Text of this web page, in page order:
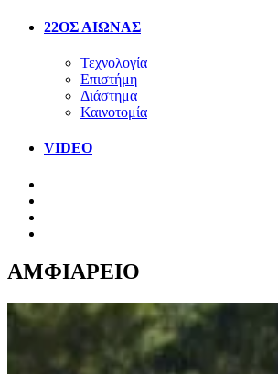
22ΟΣ ΑΙΩΝΑΣ
Τεχνολογία
Επιστήμη
Διάστημα
Καινοτομία
VIDEO
ΑΜΦΙΑΡΕΙΟ